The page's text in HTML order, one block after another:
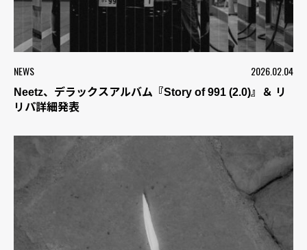
NEWS 2026.02.04
Neetz、デラックスアルバム『Story of 991 (2.0)』＆ リ
リパ詳細発表